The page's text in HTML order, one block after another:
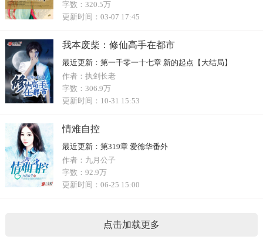
字数： 320.5万
更新时间： 03-07 17:45
我本废柴：修仙高手在都市
最近更新： 第一千零一十七章 新的起点【大结局】
作者： 执剑长老
字数： 306.9万
更新时间： 10-31 15:53
情难自控
最近更新： 第319章 爱德华番外
作者： 九月公子
字数： 92.9万
更新时间： 06-25 15:00
点击加载更多